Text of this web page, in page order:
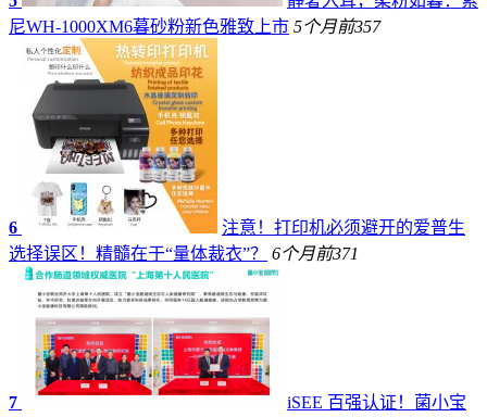
尼WH-1000XM6暮砂粉新色雅致上市 5个月前357
6
注意！打印机必须避开的爱普生
选择误区！精髓在于“量体裁衣”？
6个月前371
7
iSEE 百强认证！菌小宝